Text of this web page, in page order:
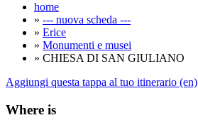
home
» --- nuova scheda ---
» Erice
» Monumenti e musei
» CHIESA DI SAN GIULIANO
Aggiungi questa tappa al tuo itinerario (en)
Where is